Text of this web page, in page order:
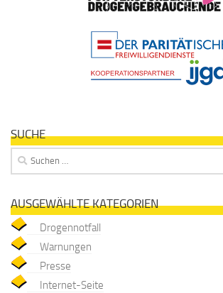
SUCHE
Suchen
nach:
AUSGEWÄHLTE KATEGORIEN
Drogennotfall
Warnungen
Presse
Internet-Seite